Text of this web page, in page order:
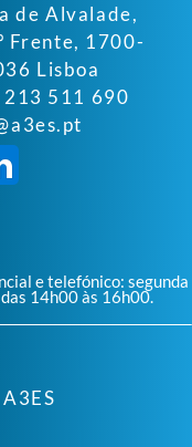
de Alvalade,
Frente, 1700-
Lisboa
511 690
e telefónico: segunda
14h00 às 16h00.